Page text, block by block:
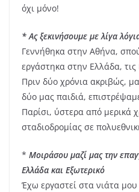
όχι μόνο!
* Ας ξεκινήσουμε με λίγα
Γεννήθηκα στην Αθήνα,
εργάστηκα στην Ελλάδα, τις
Πριν δύο χρόνια ακριβώς,
δύο μας παιδιά,
Παρίσι, ύστερα από μερικά
σταδιοδρομίας σε
* Μοιράσου μαζί μας την
Ελλάδα και Εξωτερικό
Έχω εργαστεί στα νιάτα μου